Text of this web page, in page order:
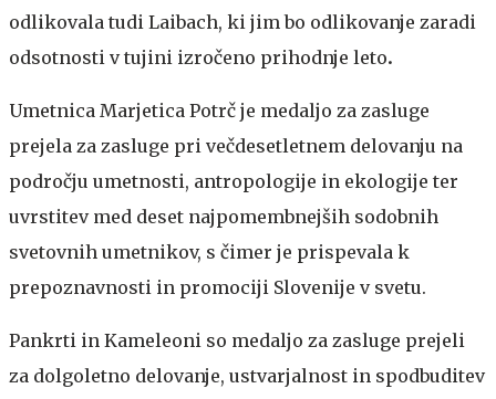
odlikovala tudi Laibach, ki jim bo odlikovanje zaradi
odsotnosti v tujini izročeno prihodnje leto.
Umetnica Marjetica Potrč je medaljo za zasluge
prejela za zasluge pri večdesetletnem delovanju na
področju umetnosti, antropologije in ekologije ter
uvrstitev med deset najpomembnejših sodobnih
svetovnih umetnikov, s čimer je prispevala k
prepoznavnosti in promociji Slovenije v svetu.
Pankrti in Kameleoni so medaljo za zasluge prejeli
za dolgoletno delovanje, ustvarjalnost in spodbuditev